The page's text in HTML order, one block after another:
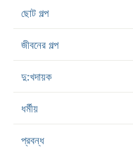
ছোট গল্প
জীবনের গল্প
দু:খদায়ক
ধর্মীয়
প্রবন্ধ